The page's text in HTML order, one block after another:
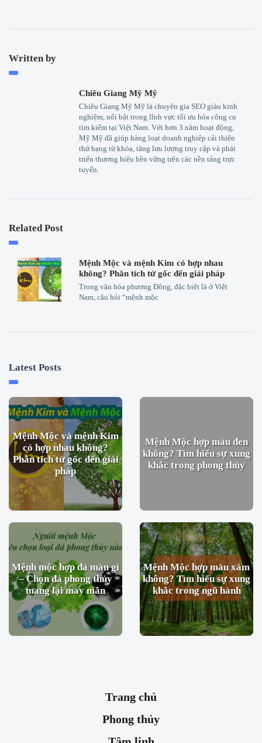
Written by
Chiêu Giang Mỹ Mỹ
Chiêu Giang Mỹ Mỹ là chuyên gia SEO giàu kinh
nghiệm, nổi bật trong lĩnh vực tối ưu hóa công cụ
tìm kiếm tại Việt Nam. Với hơn 3 năm hoạt động,
Mỹ Mỹ đã giúp hàng loạt doanh nghiệp cải thiện
thứ hạng từ khóa, tăng lưu lượng truy cập và phát
triển thương hiệu bền vững trên các nền tảng trực
tuyến.
Related Post
Mệnh Mộc và mệnh Kim có hợp nhau
không? Phân tích từ gốc đến giải pháp
Trong văn hóa phương Đông, đặc biệt là ở Việt
Nam, câu hỏi “mệnh mộc
Latest Posts
Mệnh Mộc và mệnh Kim
có hợp nhau không?
Phân tích từ gốc đến giải
pháp
Mệnh Mộc hợp màu đen
không? Tìm hiểu sự xung
khắc trong phong thủy
Mệnh mộc hợp đá màu gì
– Chọn đá phong thủy
mang lại may mắn
Mệnh Mộc hợp màu xám
không? Tìm hiểu sự xung
khắc trong ngũ hành
Trang chủ
Phong thủy